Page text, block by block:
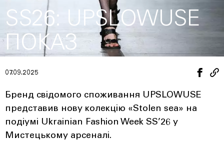
SS26: UPSLOWUSE
ПОКАЗ
07.09.2025
Бренд свідомого споживання UPSLOWUSE
представив нову колекцію «Stolen sea» на
подіумі Ukrainian Fashion Week SS’26 у
Мистецькому арсеналі.